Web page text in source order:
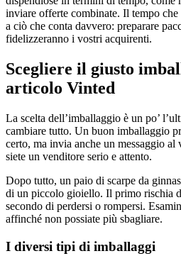
inviare offerte combinate. Il tempo
a ciò che conta davvero: preparare
fidelizzeranno i vostri acquirenti.
Scegliere il giusto
articolo Vinted
La scelta dell’imballaggio è un po’
cambiare tutto. Un buon imballaggio
certo, ma invia anche un messaggio
siete un venditore serio e attento.
Dopo tutto, un paio di scarpe da
di un piccolo gioiello. Il primo rischia
secondo di perdersi o rompersi.
affinché non possiate più sbagliare.
I diversi tipi di imballaggi